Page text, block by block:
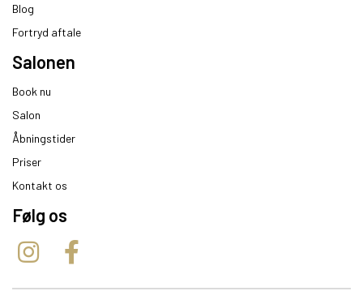
Blog
Fortryd aftale
Salonen
Book nu
Salon
Åbningstider
Priser
Kontakt os
Følg os